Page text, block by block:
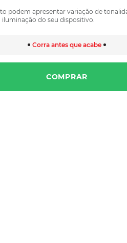
podem apresentar variação de
do seu dispositivo.
Corra antes que acabe
COMPRAR